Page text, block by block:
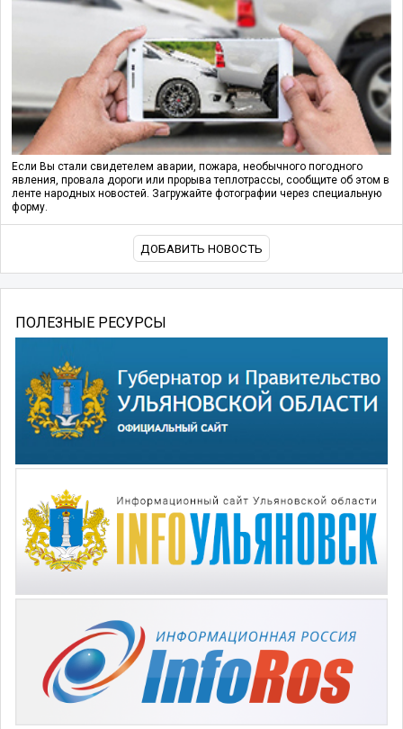
Если Вы стали свидетелем аварии, пожара, необычного погодного
явления, провала дороги или прорыва теплотрассы, сообщите об этом в
ленте народных новостей. Загружайте фотографии через специальную
форму.
ДОБАВИТЬ НОВОСТЬ
ПОЛЕЗНЫЕ РЕСУРСЫ